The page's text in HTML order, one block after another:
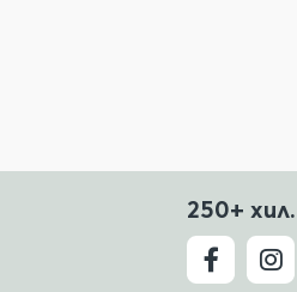
250+